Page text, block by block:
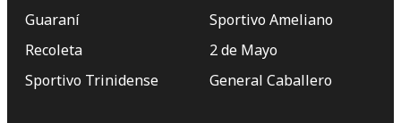
Guaraní
Recoleta
Sportivo Trinidense
Sportivo Ameliano
2 de Mayo
General Caballero